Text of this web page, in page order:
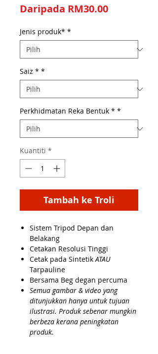
Daripada RM30.00Harga
Jenis produk* *
Saiz * *
Perkhidmatan Reka Bentuk * *
Kuantiti *
Tambah ke Troli
Sistem Tripod Depan dan
Belakang
Cetakan Resolusi Tinggi
Cetak pada SintetikATAU
Tarpauline
Bersama Beg degan percuma
Semua gambar & video yang
ditunjukkan hanya untuk tujuan
ilustrasi. Produk sebenar mungkin
berbeza kerana peningkatan
produk.